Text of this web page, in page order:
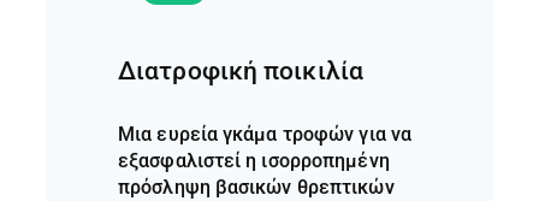
Διατροφική ποικιλία
Μια ευρεία γκάμα τροφών για να
εξασφαλιστεί η ισορροπημένη
πρόσληψη βασικών θρεπτικών